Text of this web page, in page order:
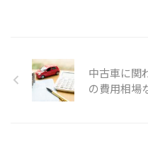
中古車に関
の費用相場